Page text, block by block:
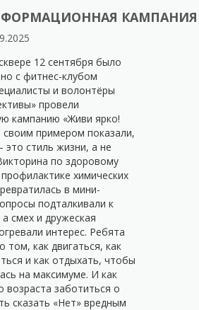
12 сентября было
с фитнес-клубом
и волонтёры
провели
кампанию «Живи ярко!
своим примером показали,
стиль жизни, а не
по здоровому
химических
в мини-
подталкивали к
смех и дружеская
интерес. Ребята
том, как двигаться, как
и как отдыхать, чтобы
на максимуме. И как
возраста заботиться о
сказать «Нет» вредным